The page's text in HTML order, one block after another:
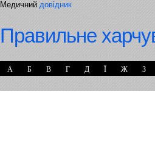
Медичний довідник
Правильне
А Б В Г Д Ї Ж З